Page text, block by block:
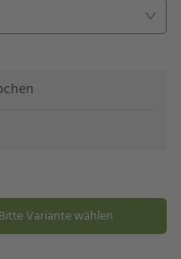
Bitte Variante wählen